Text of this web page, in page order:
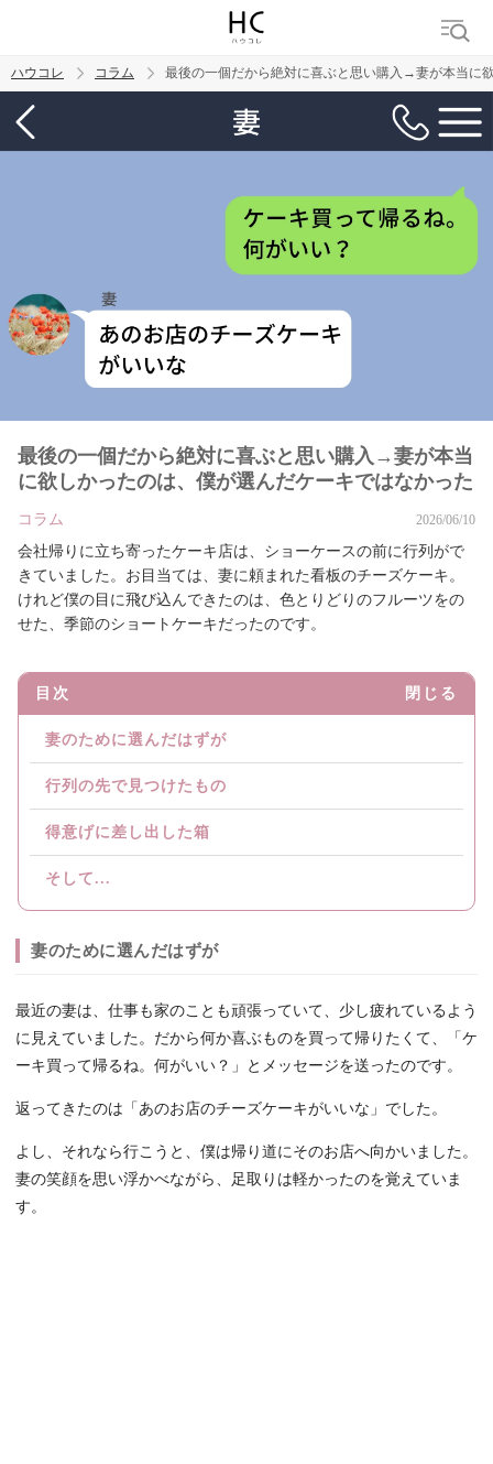
彼女 イイ女 婚活
ハウコレ コラム 最後の一個だから絶対に喜ぶと思い購入→妻が本当に
最後の一個だから絶対に喜ぶと思い購入→妻が本当
に欲しかったのは、僕が選んだケーキではなかった
コラム 2026/06/10
会社帰りに立ち寄ったケーキ店は、ショーケースの前に行列がで
きていました。お目当ては、妻に頼まれた看板のチーズケーキ。
けれど僕の目に飛び込んできたのは、色とりどりのフルーツをの
せた、季節のショートケーキだったのです。
目次 閉じる
妻のために選んだはずが
行列の先で見つけたもの
得意げに差し出した箱
そして...
妻のために選んだはずが
最近の妻は、仕事も家のことも頑張っていて、少し疲れているよう
に見えていました。だから何か喜ぶものを買って帰りたくて、「ケ
ーキ買って帰るね。何がいい？」とメッセージを送ったのです。
返ってきたのは「あのお店のチーズケーキがいいな」でした。
よし、それなら行こうと、僕は帰り道にそのお店へ向かいました。
妻の笑顔を思い浮かべながら、足取りは軽かったのを覚えていま
す。